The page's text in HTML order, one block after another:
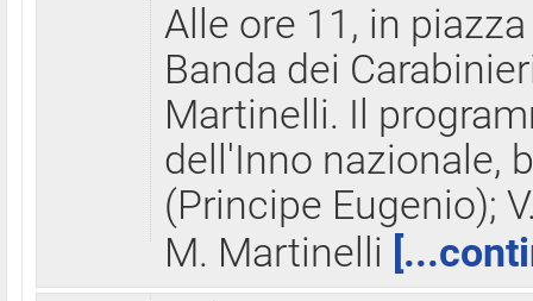
Alle ore 11, in
Banda dei
Martinelli. Il
dell'Inno nazionale,
(Principe Eugenio);
M. Martinelli